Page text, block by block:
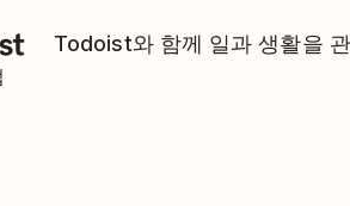
Todoist와 함께 일과 생활을